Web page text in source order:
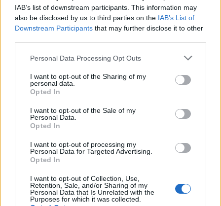
IAB’s list of downstream participants. This information may
also be disclosed by us to third parties on the IAB’s List of
Downstream Participants that may further disclose it to other
Please note that this website/app uses one or more Google
not limited to your visit or usage behaviour. You may click to
grant or deny consent to Google and its third-party tags to
use your data for below specified purposes in below Google
consent section.
Personal Data Processing Opt Outs
I want to opt-out of the Sharing of my
personal data.
Opted In
I want to opt-out of the Sale of my
Personal Data.
Opted In
I want to opt-out of processing my
Personal Data for Targeted Advertising.
Opted In
I want to opt-out of Collection, Use,
Retention, Sale, and/or Sharing of my
Personal Data that Is Unrelated with the
Purposes for which it was collected.
Pozostały wątpliwości? Brakuje czegoś w haśle?
Zobacz, co zyskują abonenci Dobrego słownika.
SPRAWDŹ
Często sprawdzane
Bangkok?
Jaka jest różnica międzystać się kimśazostać kimś